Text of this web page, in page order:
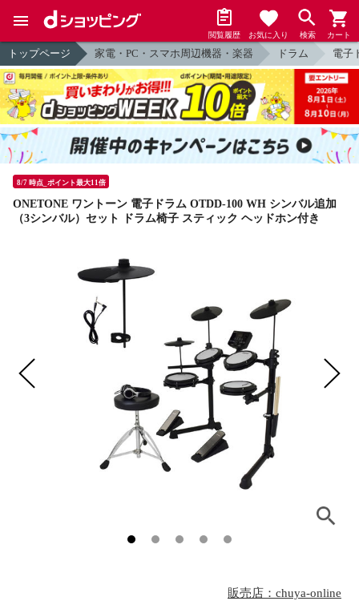
閲覧履歴 お気に入り 検索 カート
トップページ 家電・PC・スマホ周辺機器・楽器 ドラム 電子
8/7 時点_ポイント最大11倍
ONETONE ワントーン 電子ドラム OTDD-100 WH シンバル追加
（3シンバル）セット ドラム椅子 スティック ヘッドホン付き
販売店：chuya-online